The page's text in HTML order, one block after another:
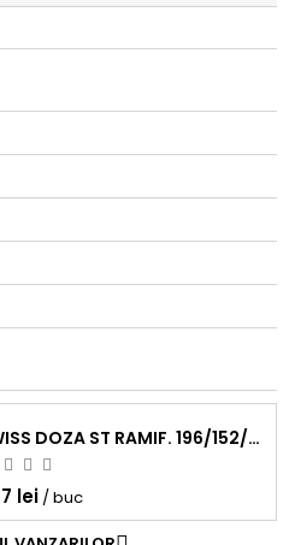
GEWISS DOZA ST RAMIF. 196/152/70MM GW48006
lei / buc